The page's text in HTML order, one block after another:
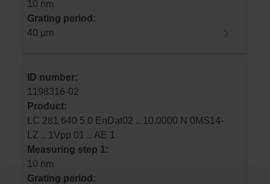
10 nm
Grating period:
40 µm
ID number:
1198316-02
Product:
LC 281 640 5.0 EnDat02 .. 10.0000 N 0MS14-
LZ .. 1Vpp 01 .. AE 1
Measuring step 1:
10 nm
Grating period: